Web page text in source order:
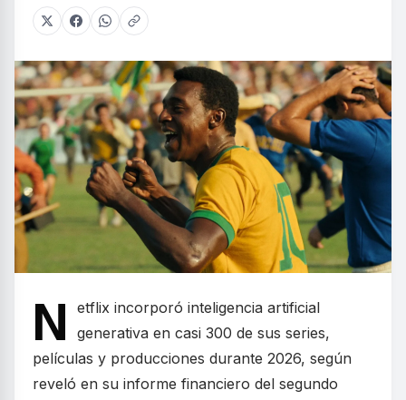
N
etflix incorporó inteligencia artificial
generativa en casi 300 de sus series,
películas y producciones durante 2026, según
reveló en su informe financiero del segundo